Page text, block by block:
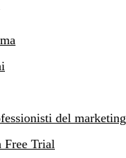
del marketing
Free Trial